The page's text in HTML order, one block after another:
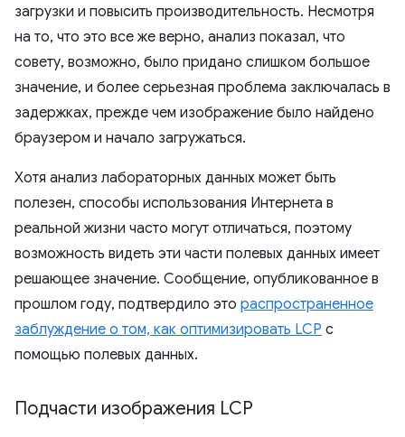
загрузки и повысить производительность. Несмотря
на то, что это все же верно, анализ показал, что
совету, возможно, было придано слишком большое
значение, и более серьезная проблема заключалась в
задержках, прежде чем изображение было найдено
браузером и начало загружаться.
Хотя анализ лабораторных данных может быть
полезен, способы использования Интернета в
реальной жизни часто могут отличаться, поэтому
возможность видеть эти части полевых данных имеет
решающее значение. Сообщение, опубликованное в
прошлом году, подтвердило это распространенное
заблуждение о том, как оптимизировать LCP с
помощью полевых данных.
Подчасти изображения LCP